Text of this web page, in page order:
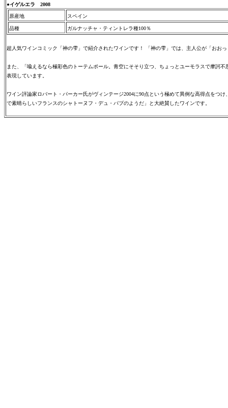
●イゲルエラ 2008
原産地 スペイン
品種 ガルナッチャ・ティントレラ種100％
超人気ワインコミック「神の雫」で紹介されたワインです！ 「神の雫」では、主人公が「おお
また、「喩えるなら極彩色のトーテムポール。青空にそそり立つ、ちょっとユーモラスで摩訶
表現しています。
ワイン評論家ロバート・パーカー氏がヴィンテージ2004に90点という極めて異例な高得点をつ
で素晴らしいフランスのシャトーヌフ・デュ・パプのようだ」と大絶賛したワインです。